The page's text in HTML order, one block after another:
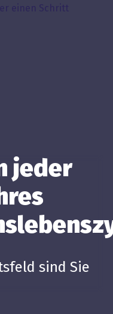
einen Schritt
jeder
sind Sie